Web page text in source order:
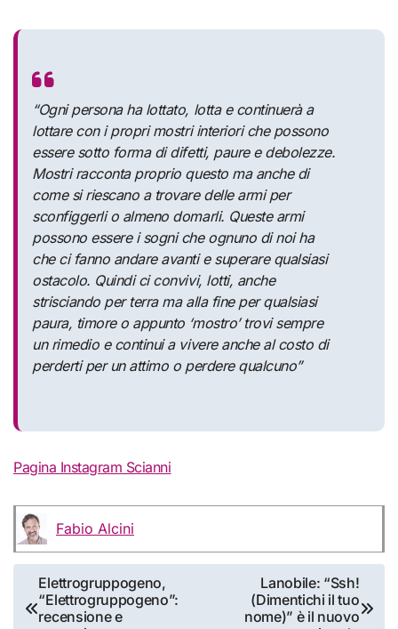
“Ogni persona ha lottato, lotta e continuerà a
lottare con i propri mostri interiori che possono
essere sotto forma di difetti, paure e debolezze.
Mostri racconta proprio questo ma anche di
come si riescano a trovare delle armi per
sconfiggerli o almeno domarli. Queste armi
possono essere i sogni che ognuno di noi ha
che ci fanno andare avanti e superare qualsiasi
ostacolo. Quindi ci convivi, lotti, anche
strisciando per terra ma alla fine per qualsiasi
paura, timore o appunto ‘mostro’ trovi sempre
un rimedio e continui a vivere anche al costo di
perderti per un attimo o perdere qualcuno”
Pagina Instagram Scianni
Fabio Alcini
Navigazione
articoli
Elettrogruppogeno,
“Elettrogruppogeno”:
recensione e
Lanobile: “Ssh!
(Dimentichi il tuo
nome)” è il nuovo